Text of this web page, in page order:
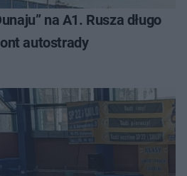
na A1. Rusza długo
autostrady